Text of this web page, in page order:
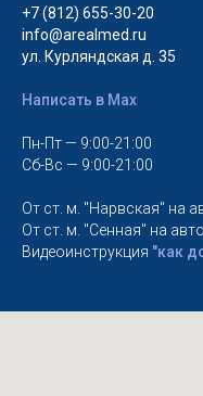
+7 (812) 655-30-20
info@arealmed.ru
ул. Курляндская д. 35
Написать в Max
Пн-Пт — 9:00-21:00
Сб-Вс — 9:00-21:00
От ст. м. "Нарвская" на
От ст. м. "Сенная" на
Видеоинструкция "как